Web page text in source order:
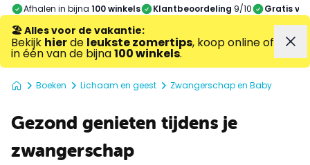
Afhalen in bijna 100 winkels Klantbeoordeling 9/10 Gratis
🏖️ Alles voor de vakantie:
Bekijk hierde leukste zomertips, koop online of
in één van de bijna100 winkels.
Boeken Lichaam en geest Zwangerschap en Baby
Gezond genieten tijdens je
zwangerschap